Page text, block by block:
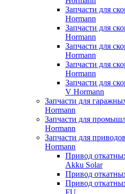
Запчасти для
Hormann
Запчасти для
Hormann
Запчасти для
Hormann
Запчасти для
Hormann
Запчасти для
V Hormann
Запчасти для
Hormann
Запчасти для
Hormann
Запчасти для
Hormann
Привод
Akku Solar
Привод
Привод
FU